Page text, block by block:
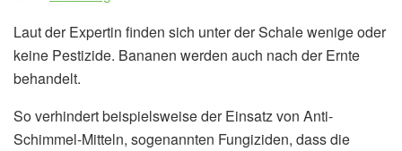
Laut der Expertin finden sich unter der Schale wenige oder
keine Pestizide. Bananen werden auch nach der Ernte
behandelt.
So verhindert beispielsweise der Einsatz von Anti-
Schimmel-Mitteln, sogenannten Fungiziden, dass die